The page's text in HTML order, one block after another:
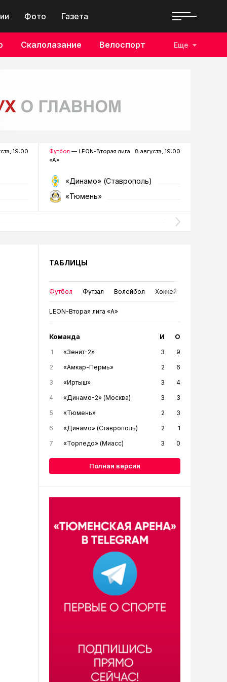
Фото Газета
Скалолазание Велоспорт Еще
19:00 Футбол — LEON-Вторая лига
«А»
8 августа, 19:00
«Динамо» (Ставрополь)
«Тюмень»
ТАБЛИЦЫ
Футбол Футзал Волейбол Хоккей
LEON-Вторая лига «А»
Команда И О
1 «Зенит-2» 3
9
2
«Амкар-Пермь» 2
6
3
«Иртыш» 3
4
4
«Динамо-2» (Москва) 3
3
5
«Тюмень» 2
3
6
«Динамо» (Ставрополь) 2
1
7
«Торпедо» (Миасс) 3 0
Полная версия